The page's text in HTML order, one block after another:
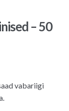
– 50
vabariigi